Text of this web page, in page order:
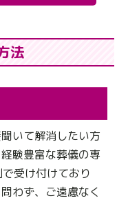
法
いて解消したい方
験豊富な葬儀の専
受け付けており
わず、ご遠慮なく